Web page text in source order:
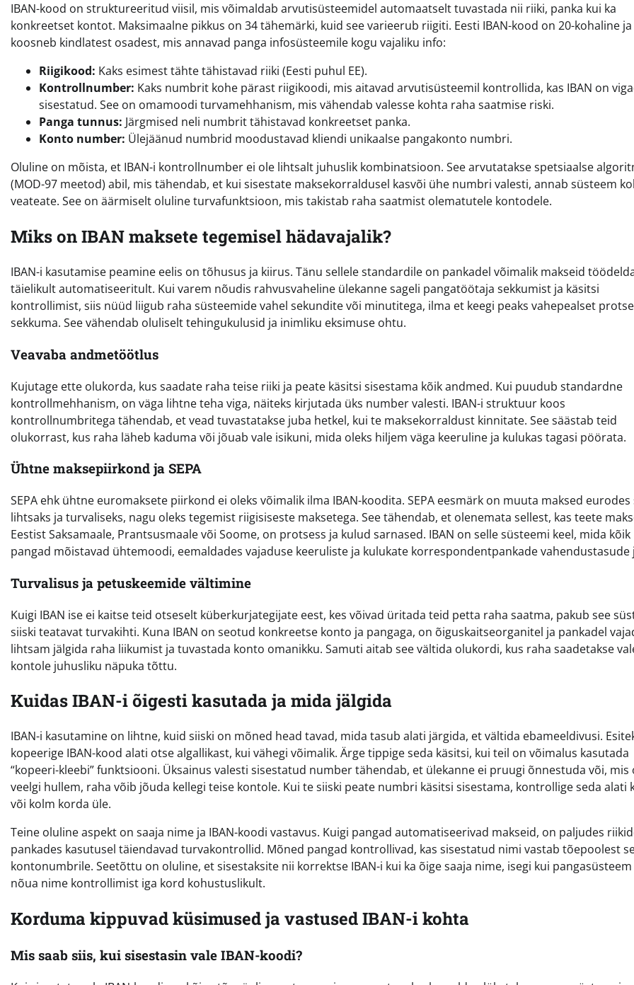
IBAN-kood on struktureeritud viisil, mis võimaldab arvutisüsteemidel automaatselt tuvastada nii riiki, panka kui ka
konkreetset kontot. Maksimaalne pikkus on 34 tähemärki, kuid see varieerub riigiti. Eesti IBAN-kood on 20-kohaline ja
koosneb kindlatest osadest, mis annavad panga infosüsteemile kogu vajaliku info:
Riigikood: Kaks esimest tähte tähistavad riiki (Eesti puhul EE).
Kontrollnumber: Kaks numbrit kohe pärast riigikoodi, mis aitavad arvutisüsteemil kontrollida, kas IBAN on
sisestatud. See on omamoodi turvamehhanism, mis vähendab valesse kohta raha saatmise riski.
Panga tunnus: Järgmised neli numbrit tähistavad konkreetset panka.
Konto number: Ülejäänud numbrid moodustavad kliendi unikaalse pangakonto numbri.
Oluline on mõista, et IBAN-i kontrollnumber ei ole lihtsalt juhuslik kombinatsioon. See arvutatakse spetsiaalse
(MOD-97 meetod) abil, mis tähendab, et kui sisestate maksekorraldusel kasvõi ühe numbri valesti, annab süsteem
veateate. See on äärmiselt oluline turvafunktsioon, mis takistab raha saatmist olematutele kontodele.
Miks on IBAN maksete tegemisel hädavajalik?
IBAN-i kasutamise peamine eelis on tõhusus ja kiirus. Tänu sellele standardile on pankadel võimalik makseid
täielikult automatiseeritult. Kui varem nõudis rahvusvaheline ülekanne sageli pangatöötaja sekkumist ja käsitsi
kontrollimist, siis nüüd liigub raha süsteemide vahel sekundite või minutitega, ilma et keegi peaks vahepealset
sekkuma. See vähendab oluliselt tehingukulusid ja inimliku eksimuse ohtu.
Veavaba andmetöötlus
Kujutage ette olukorda, kus saadate raha teise riiki ja peate käsitsi sisestama kõik andmed. Kui puudub standardne
kontrollmehhanism, on väga lihtne teha viga, näiteks kirjutada üks number valesti. IBAN-i struktuur koos
kontrollnumbritega tähendab, et vead tuvastatakse juba hetkel, kui te maksekorraldust kinnitate. See säästab teid
olukorrast, kus raha läheb kaduma või jõuab vale isikuni, mida oleks hiljem väga keeruline ja kulukas tagasi pöörata.
Ühtne maksepiirkond ja SEPA
SEPA ehk ühtne euromaksete piirkond ei oleks võimalik ilma IBAN-koodita. SEPA eesmärk on muuta maksed eurodes
lihtsaks ja turvaliseks, nagu oleks tegemist riigisiseste maksetega. See tähendab, et olenemata sellest, kas teete
Eestist Saksamaale, Prantsusmaale või Soome, on protsess ja kulud sarnased. IBAN on selle süsteemi keel, mida kõik
pangad mõistavad ühtemoodi, eemaldades vajaduse keeruliste ja kulukate korrespondentpankade vahendustasude
Turvalisus ja petuskeemide vältimine
Kuigi IBAN ise ei kaitse teid otseselt küberkurjategijate eest, kes võivad üritada teid petta raha saatma, pakub see
siiski teatavat turvakihti. Kuna IBAN on seotud konkreetse konto ja pangaga, on õiguskaitseorganitel ja pankadel
lihtsam jälgida raha liikumist ja tuvastada konto omanikku. Samuti aitab see vältida olukordi, kus raha saadetakse
kontole juhusliku näpuka tõttu.
Kuidas IBAN-i õigesti kasutada ja mida jälgida
IBAN-i kasutamine on lihtne, kuid siiski on mõned head tavad, mida tasub alati järgida, et vältida ebameeldivusi.
kopeerige IBAN-kood alati otse algallikast, kui vähegi võimalik. Ärge tippige seda käsitsi, kui teil on võimalus kasutada
“kopeeri-kleebi” funktsiooni. Üksainus valesti sisestatud number tähendab, et ülekanne ei pruugi õnnestuda või, mis
veelgi hullem, raha võib jõuda kellegi teise kontole. Kui te siiski peate numbri käsitsi sisestama, kontrollige seda alati
või kolm korda üle.
Teine oluline aspekt on saaja nime ja IBAN-koodi vastavus. Kuigi pangad automatiseerivad makseid, on paljudes
pankades kasutusel täiendavad turvakontrollid. Mõned pangad kontrollivad, kas sisestatud nimi vastab tõepoolest
kontonumbrile. Seetõttu on oluline, et sisestaksite nii korrektse IBAN-i kui ka õige saaja nime, isegi kui pangasüsteem
nõua nime kontrollimist iga kord kohustuslikult.
Korduma kippuvad küsimused ja vastused IBAN-i kohta
Mis saab siis, kui sisestasin vale IBAN-koodi?